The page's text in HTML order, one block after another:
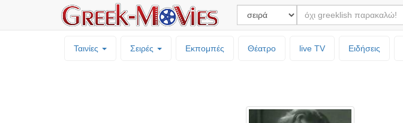
Ταινίες Σειρές Εκπομπές Θέατρο live TV Ειδήσεις